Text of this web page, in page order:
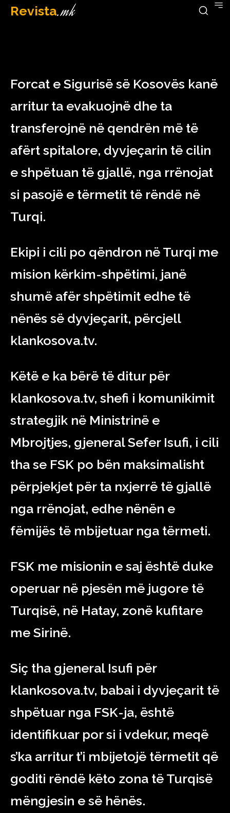
Revista.mk
February 8, 2023
Forcat e Sigurisë së Kosovës kanë
arritur ta evakuojnë dhe ta
transferojnë në qendrën më të
afërt spitalore, dyvjeçarin të cilin
e shpëtuan të gjallë, nga rrënojat
si pasojë e tërmetit të rëndë në
Turqi.
Ekipi i cili po qëndron në Turqi me
mision kërkim-shpëtimi, janë
shumë afër shpëtimit edhe të
nënës së dyvjeçarit, përcjell
klankosova.tv.
Këtë e ka bërë të ditur për
klankosova.tv, shefi i komunikimit
strategjik në Ministrinë e
Mbrojtjes, gjeneral Sefer Isufi, i cili
tha se FSK po bën maksimalisht
përpjekjet për ta nxjerrë të gjallë
nga rrënojat, edhe nënën e
fëmijës të mbijetuar nga tërmeti.
FSK me misionin e saj është duke
operuar në pjesën më jugore të
Turqisë, në Hatay, zonë kufitare
me Sirinë.
Siç tha gjeneral Isufi për
klankosova.tv, babai i dyvjeçarit të
shpëtuar nga FSK-ja, është
identifikuar por si i vdekur, meqë
s’ka arritur t’i mbijetojë tërmetit që
goditi rëndë këto zona të Turqisë
mëngjesin e së hënës.